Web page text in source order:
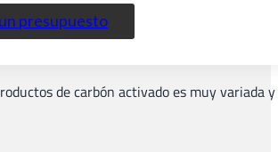
presupuesto
de carbón activado es muy